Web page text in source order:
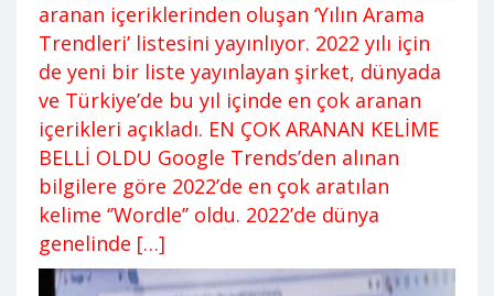
aranan içeriklerinden oluşan ‘Yılın Arama
Trendleri’ listesini yayınlıyor. 2022 yılı için
de yeni bir liste yayınlayan şirket, dünyada
ve Türkiye’de bu yıl içinde en çok aranan
içerikleri açıkladı. EN ÇOK ARANAN KELİME
BELLİ OLDU Google Trends’den alınan
bilgilere göre 2022’de en çok aratılan
kelime ‘’Wordle’’ oldu. 2022’de dünya
genelinde […]